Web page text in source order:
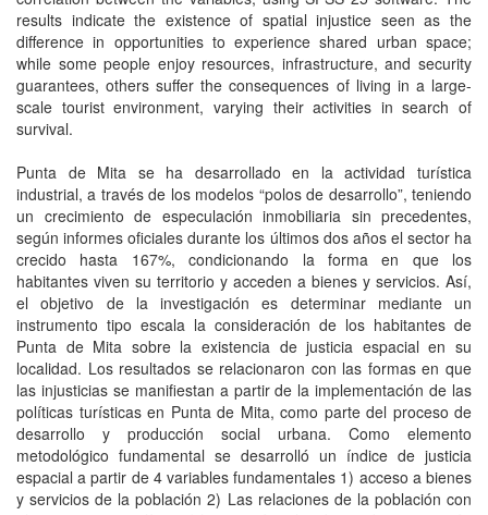
results indicate the existence of spatial injustice seen as the
difference in opportunities to experience shared urban space;
while some people enjoy resources, infrastructure, and security
guarantees, others suffer the consequences of living in a large-
scale tourist environment, varying their activities in search of
survival.
Punta de Mita se ha desarrollado en la actividad turística
industrial, a través de los modelos “polos de desarrollo”, teniendo
un crecimiento de especulación inmobiliaria sin precedentes,
según informes oficiales durante los últimos dos años el sector ha
crecido hasta 167%, condicionando la forma en que los
habitantes viven su territorio y acceden a bienes y servicios. Así,
el objetivo de la investigación es determinar mediante un
instrumento tipo escala la consideración de los habitantes de
Punta de Mita sobre la existencia de justicia espacial en su
localidad. Los resultados se relacionaron con las formas en que
las injusticias se manifiestan a partir de la implementación de las
políticas turísticas en Punta de Mita, como parte del proceso de
desarrollo y producción social urbana. Como elemento
metodológico fundamental se desarrolló un índice de justicia
espacial a partir de 4 variables fundamentales 1) acceso a bienes
y servicios de la población 2) Las relaciones de la población con